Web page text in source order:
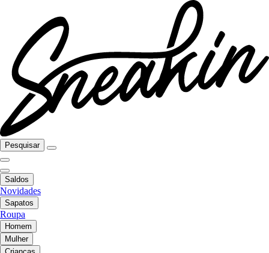
Pesquisar
Saldos
Novidades
Sapatos
Roupa
Homem
Mulher